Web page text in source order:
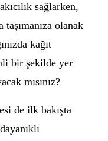
sağlarken,
taşımanıza olanak
kağıt
bir şekilde yer
mısınız?
de ilk bakışta